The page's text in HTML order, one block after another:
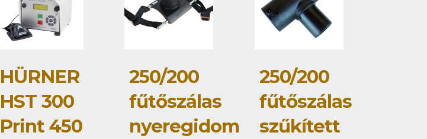
HÜRNER
HST 300
Print 450
250/200
fűtőszálas
nyeregidom
250/200
fűtőszálas
szűkített